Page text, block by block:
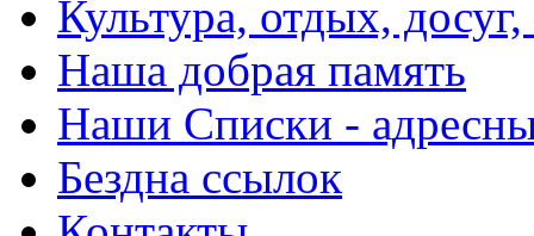
Культура, отдых,
Наша добрая память
Наши Списки -
Бездна ссылок